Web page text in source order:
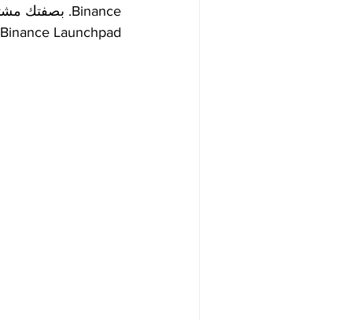
Binance Launchpad: كيفية شراء الرموز المميزة لمشجعي Lazio؟